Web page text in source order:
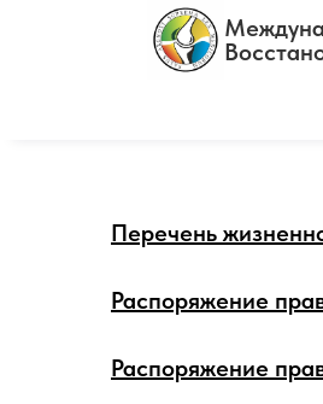
Распоряжение
Распоряжение
Перечень